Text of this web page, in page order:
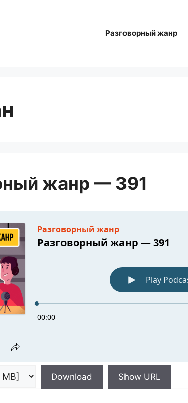
Разговорный жанр
жанр — 391
Download Show URL